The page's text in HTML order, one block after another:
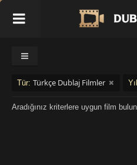
Tür: Türkçe Dublaj Filmler
Aradığınız kriterlere uygun film